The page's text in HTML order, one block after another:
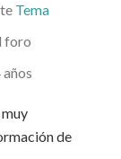
Tema
foro
años
de